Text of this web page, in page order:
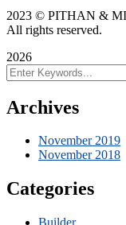
2023 © PITHAN &
All rights reserved.
2026
Archives
November 2019
November 2018
Categories